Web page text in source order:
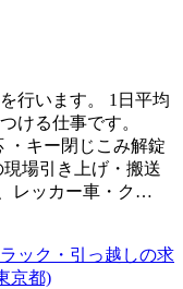
行います。 1日平均
ける仕事です。
・キー閉じこみ解錠
場引き上げ・搬送
レッカー車・ク…
ック・引っ越しの求
京都)